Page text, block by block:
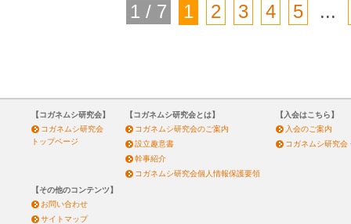
1 / 7 1 2 3 4 5 ...
【コガネムシ研究会】
コガネムシ研究会
トップページ
【コガネムシ研究会とは】
コガネムシ研究会のご案内
設立趣意書
幹事紹介
コガネムシ研究会個人情報保護要領
【入会はこちら】
入会のご案内
コガネムシ研究会
【その他のコンテンツ】
お問い合わせ
サイトマップ